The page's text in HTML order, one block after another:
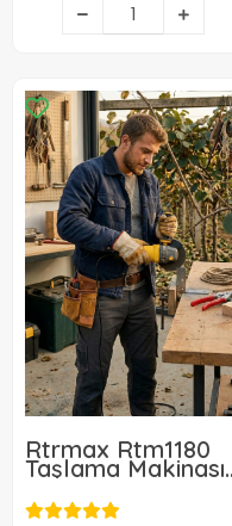
Rtrmax Rtm1180
Taşlama Makinası
2300W 180mm